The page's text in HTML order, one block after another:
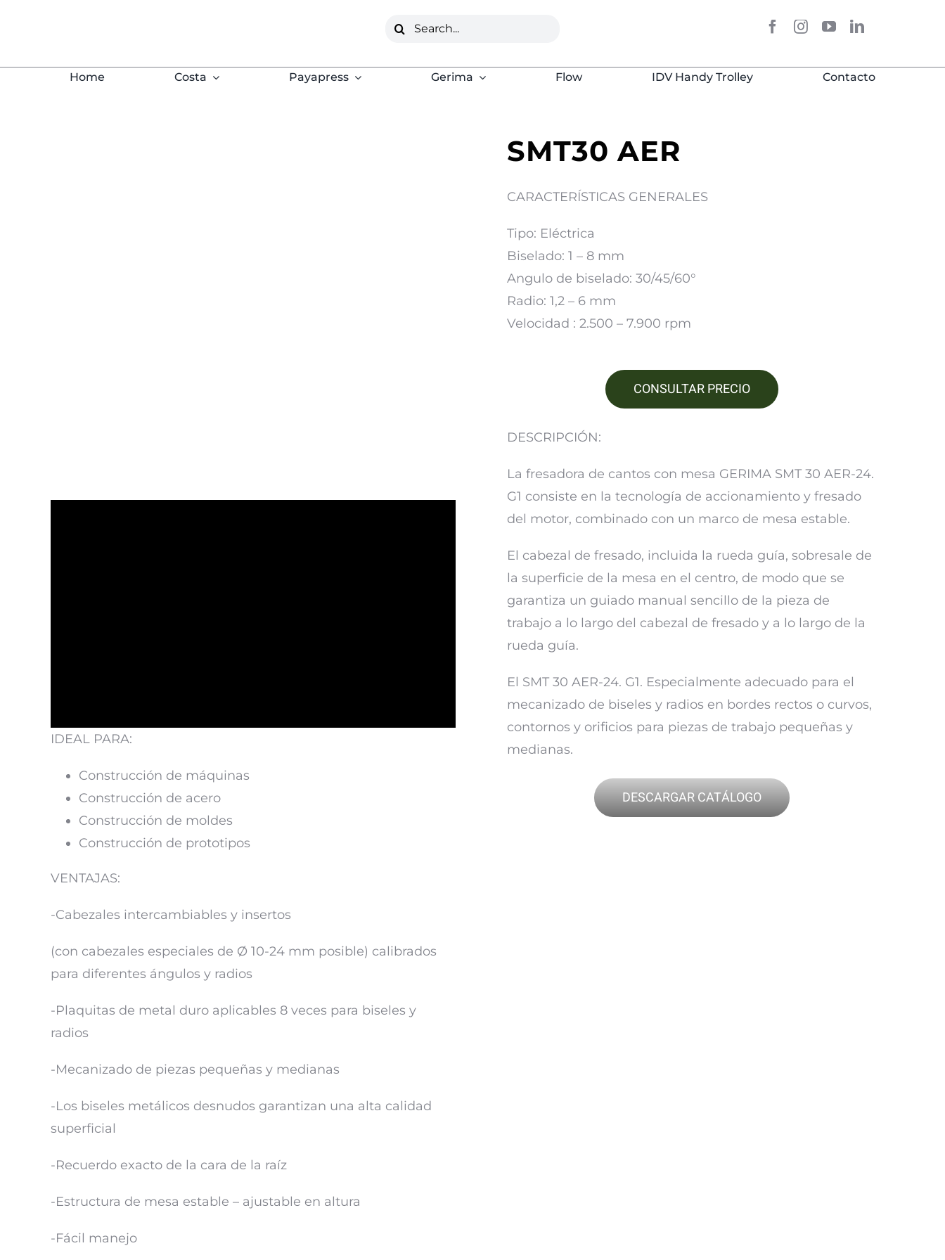
Buscar:
Home Costa Payapress Gerima Flow IDV Handy Trolley Contacto
IDEAL PARA:
Construcción de máquinas
Construcción de acero
Construcción de moldes
Construcción de prototipos
VENTAJAS:
-Cabezales intercambiables y insertos
(con cabezales especiales de Ø 10-24 mm posible) calibrados
para diferentes ángulos y radios
-Plaquitas de metal duro aplicables 8 veces para biseles y
radios
-Mecanizado de piezas pequeñas y medianas
-Los biseles metálicos desnudos garantizan una alta calidad
superficial
-Recuerdo exacto de la cara de la raíz
-Estructura de mesa estable – ajustable en altura
-Fácil manejo
SMT30 AER
CARACTERÍSTICAS GENERALES
Tipo: Eléctrica
Biselado: 1 – 8 mm
Angulo de biselado: 30/45/60°
Radio: 1,2 – 6 mm
Velocidad : 2.500 – 7.900 rpm
CONSULTAR PRECIO
DESCRIPCIÓN:
La fresadora de cantos con mesa GERIMA SMT 30 AER-24.
G1 consiste en la tecnología de accionamiento y fresado
del motor, combinado con un marco de mesa estable.
El cabezal de fresado, incluida la rueda guía, sobresale de
la superficie de la mesa en el centro, de modo que se
garantiza un guiado manual sencillo de la pieza de
trabajo a lo largo del cabezal de fresado y a lo largo de la
rueda guía.
El SMT 30 AER-24. G1. Especialmente adecuado para el
mecanizado de biseles y radios en bordes rectos o curvos,
contornos y orificios para piezas de trabajo pequeñas y
medianas.
DESCARGAR CATÁLOGO